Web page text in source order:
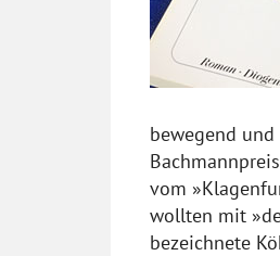
bewegend
vom
wollten mit
bezeichnete